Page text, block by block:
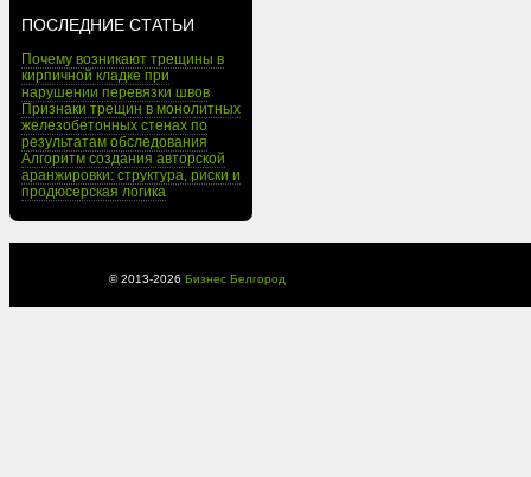
ПОСЛЕДНИЕ СТАТЬИ
Почему возникают трещины в
кирпичной кладке при
нарушении перевязки швов
Признаки трещин в монолитных
железобетонных стенах по
результатам обследования
Алгоритм создания авторской
аранжировки: структура, риски и
продюсерская логика
© 2013-2026 Бизнес Белгород